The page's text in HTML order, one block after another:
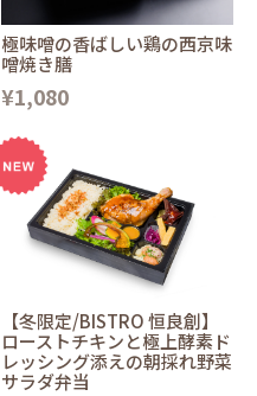
極味噌の香ばしい鶏の西京味
噌焼き膳
¥1,080
【冬限定/BISTRO 恒良創】
ローストチキンと極上酵素ド
レッシング添えの朝採れ野菜
サラダ弁当